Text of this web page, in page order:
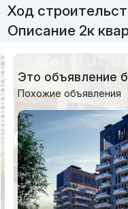
Ход
Описание 2к
Это объявление
Похожие объявления